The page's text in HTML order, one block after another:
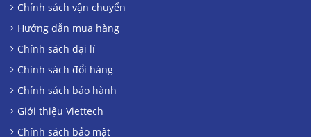
Chính sách vận chuyển
Hướng dẫn mua hàng
Chính sách đại lí
Chính sách đổi hàng
Chính sách bảo hành
Giới thiệu Viettech
Chính sách bảo mật